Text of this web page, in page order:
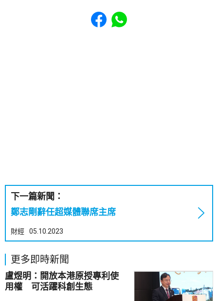
Share to Facebook
Share to WhatsApp
下一篇新聞：
鄭志剛辭任超媒體聯席主席
財經 05.10.2023
更多即時新聞
盧煜明：開放本港原授專利使
用權 可活躍科創生態